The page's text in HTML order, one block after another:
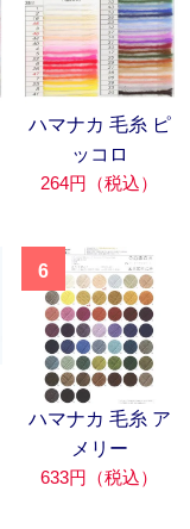
ハマナカ 毛糸 ピ
ッコロ
264円（税込）
6
ハマナカ 毛糸 ア
メリー
633円（税込）